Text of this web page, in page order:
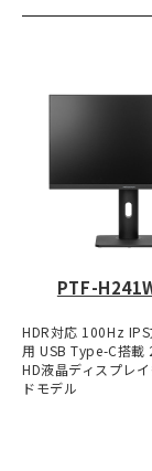
PTF-
HDR対応 100Hz
用 USB Type-C搭載
HD液晶ディスプレ
ドモデル